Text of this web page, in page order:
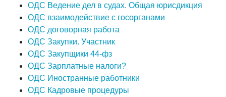
ОДС Ведение дел в судах. Общая юрисдикция
ОДС взаимодействие с госорганами
ОДС договорная работа
ОДС Закупки. Участник
ОДС Закупщики 44-фз
ОДС Зарплатные налоги?
ОДС Иностранные работники
ОДС Кадровые процедуры